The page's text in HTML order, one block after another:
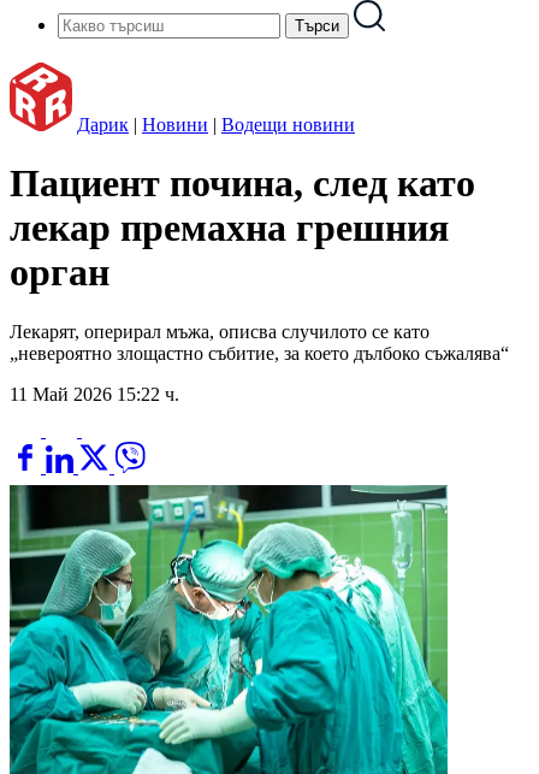
Дарик | Новини | Водещи новини
Пациент почина, след като
лекар премахна грешния
орган
Лекарят, оперирал мъжа, описва случилото се като
„невероятно злощастно събитие, за което дълбоко съжалява“
11 Май 2026 15:22 ч.